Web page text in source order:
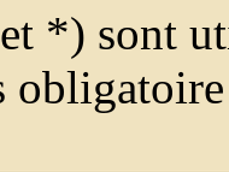
*) sont